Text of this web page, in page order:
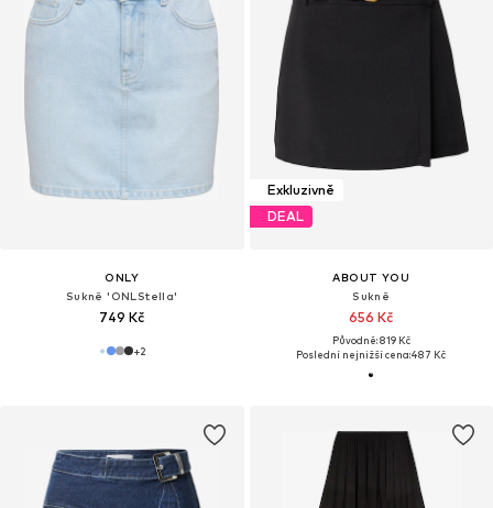
ONLY
Sukně 'ONLStella'
749 Kč
+2
Exkluzivně
DEAL
ABOUT YOU
Sukně
656 Kč
Původně: 819 Kč
Poslední nejnižší cena:487 Kč